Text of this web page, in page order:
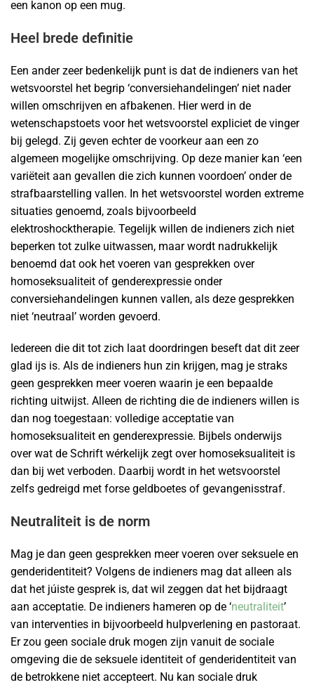
een kanon op een mug.
Heel brede definitie
Een ander zeer bedenkelijk punt is dat de indieners van het
wetsvoorstel het begrip ‘conversiehandelingen’ niet nader
willen omschrijven en afbakenen. Hier werd in de
wetenschapstoets voor het wetsvoorstel expliciet de vinger
bij gelegd. Zij geven echter de voorkeur aan een zo
algemeen mogelijke omschrijving. Op deze manier kan ‘een
variëteit aan gevallen die zich kunnen voordoen’ onder de
strafbaarstelling vallen. In het wetsvoorstel worden extreme
situaties genoemd, zoals bijvoorbeeld
elektroshocktherapie. Tegelijk willen de indieners zich niet
beperken tot zulke uitwassen, maar wordt nadrukkelijk
benoemd dat ook het voeren van gesprekken over
homoseksualiteit of genderexpressie onder
conversiehandelingen kunnen vallen, als deze gesprekken
niet ‘neutraal’ worden gevoerd.
Iedereen die dit tot zich laat doordringen beseft dat dit zeer
glad ijs is. Als de indieners hun zin krijgen, mag je straks
geen gesprekken meer voeren waarin je een bepaalde
richting uitwijst. Alleen de richting die de indieners willen is
dan nog toegestaan: volledige acceptatie van
homoseksualiteit en genderexpressie. Bijbels onderwijs
over wat de Schrift wérkelijk zegt over homoseksualiteit is
dan bij wet verboden. Daarbij wordt in het wetsvoorstel
zelfs gedreigd met forse geldboetes of gevangenisstraf.
Neutraliteit is de norm
Mag je dan geen gesprekken meer voeren over seksuele en
genderidentiteit? Volgens de indieners mag dat alleen als
dat het júiste gesprek is, dat wil zeggen dat het bijdraagt
aan acceptatie. De indieners hameren op de ‘neutraliteit’
van interventies in bijvoorbeeld hulpverlening en pastoraat.
Er zou geen sociale druk mogen zijn vanuit de sociale
omgeving die de seksuele identiteit of genderidentiteit van
de betrokkene niet accepteert. Nu kan sociale druk